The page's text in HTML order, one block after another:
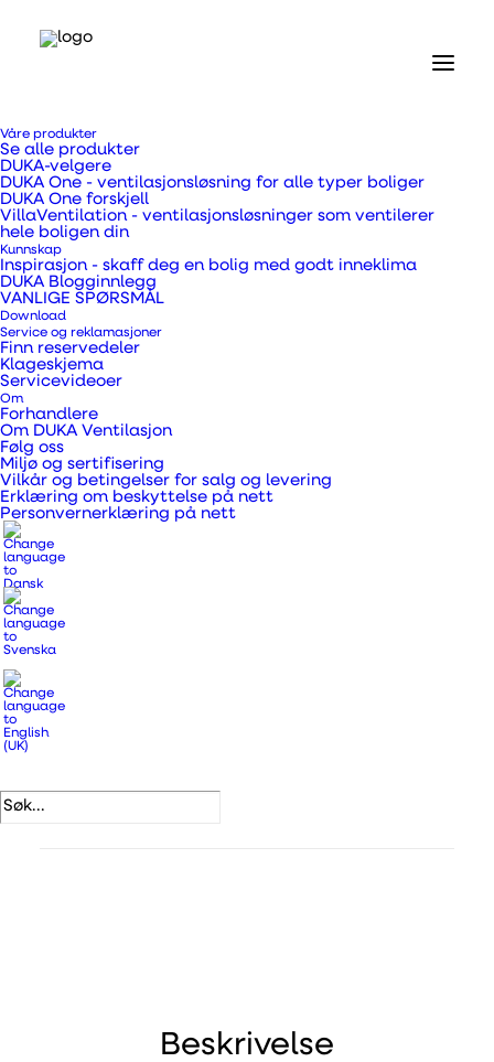
Våre produkter
Se alle produkter
DUKA-velgere
DUKA One - ventilasjonsløsning for alle typer boliger
DUKA One forskjell
VillaVentilation - ventilasjonsløsninger som ventilerer
hele boligen din
Kunnskap
Inspirasjon - skaff deg en bolig med godt inneklima
DUKA Blogginnlegg
VANLIGE SPØRSMÅL
Download
Service og reklamasjoner
Finn reservedeler
Klageskjema
Servicevideoer
Om
Forhandlere
Om DUKA Ventilasjon
Følg oss
Miljø og sertifisering
Vilkår og betingelser for salg og levering
Erklæring om beskyttelse på nett
Personvernerklæring på nett
Hjem
Våre produkter
Ventilasjonskanaler, overgangsstykker og rør
Fleksibel slange Ø162 mm x 15 m
Fleksibel slange Ø162
mm x 15 m
Kan brukes som avtrekksslange fra avtrekk, dusjer,
kjøkken og oppholdsrom.
Produktnummer
Kategorier
.
VVS-nummer
Beskrivelse